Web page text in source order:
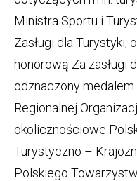
Ministra Sportu i
Zasługi dla Turystyki,
honorową Za zasługi
odznaczony medalem
Regionalnej
okolicznościowe
Turystyczno –
Polskiego